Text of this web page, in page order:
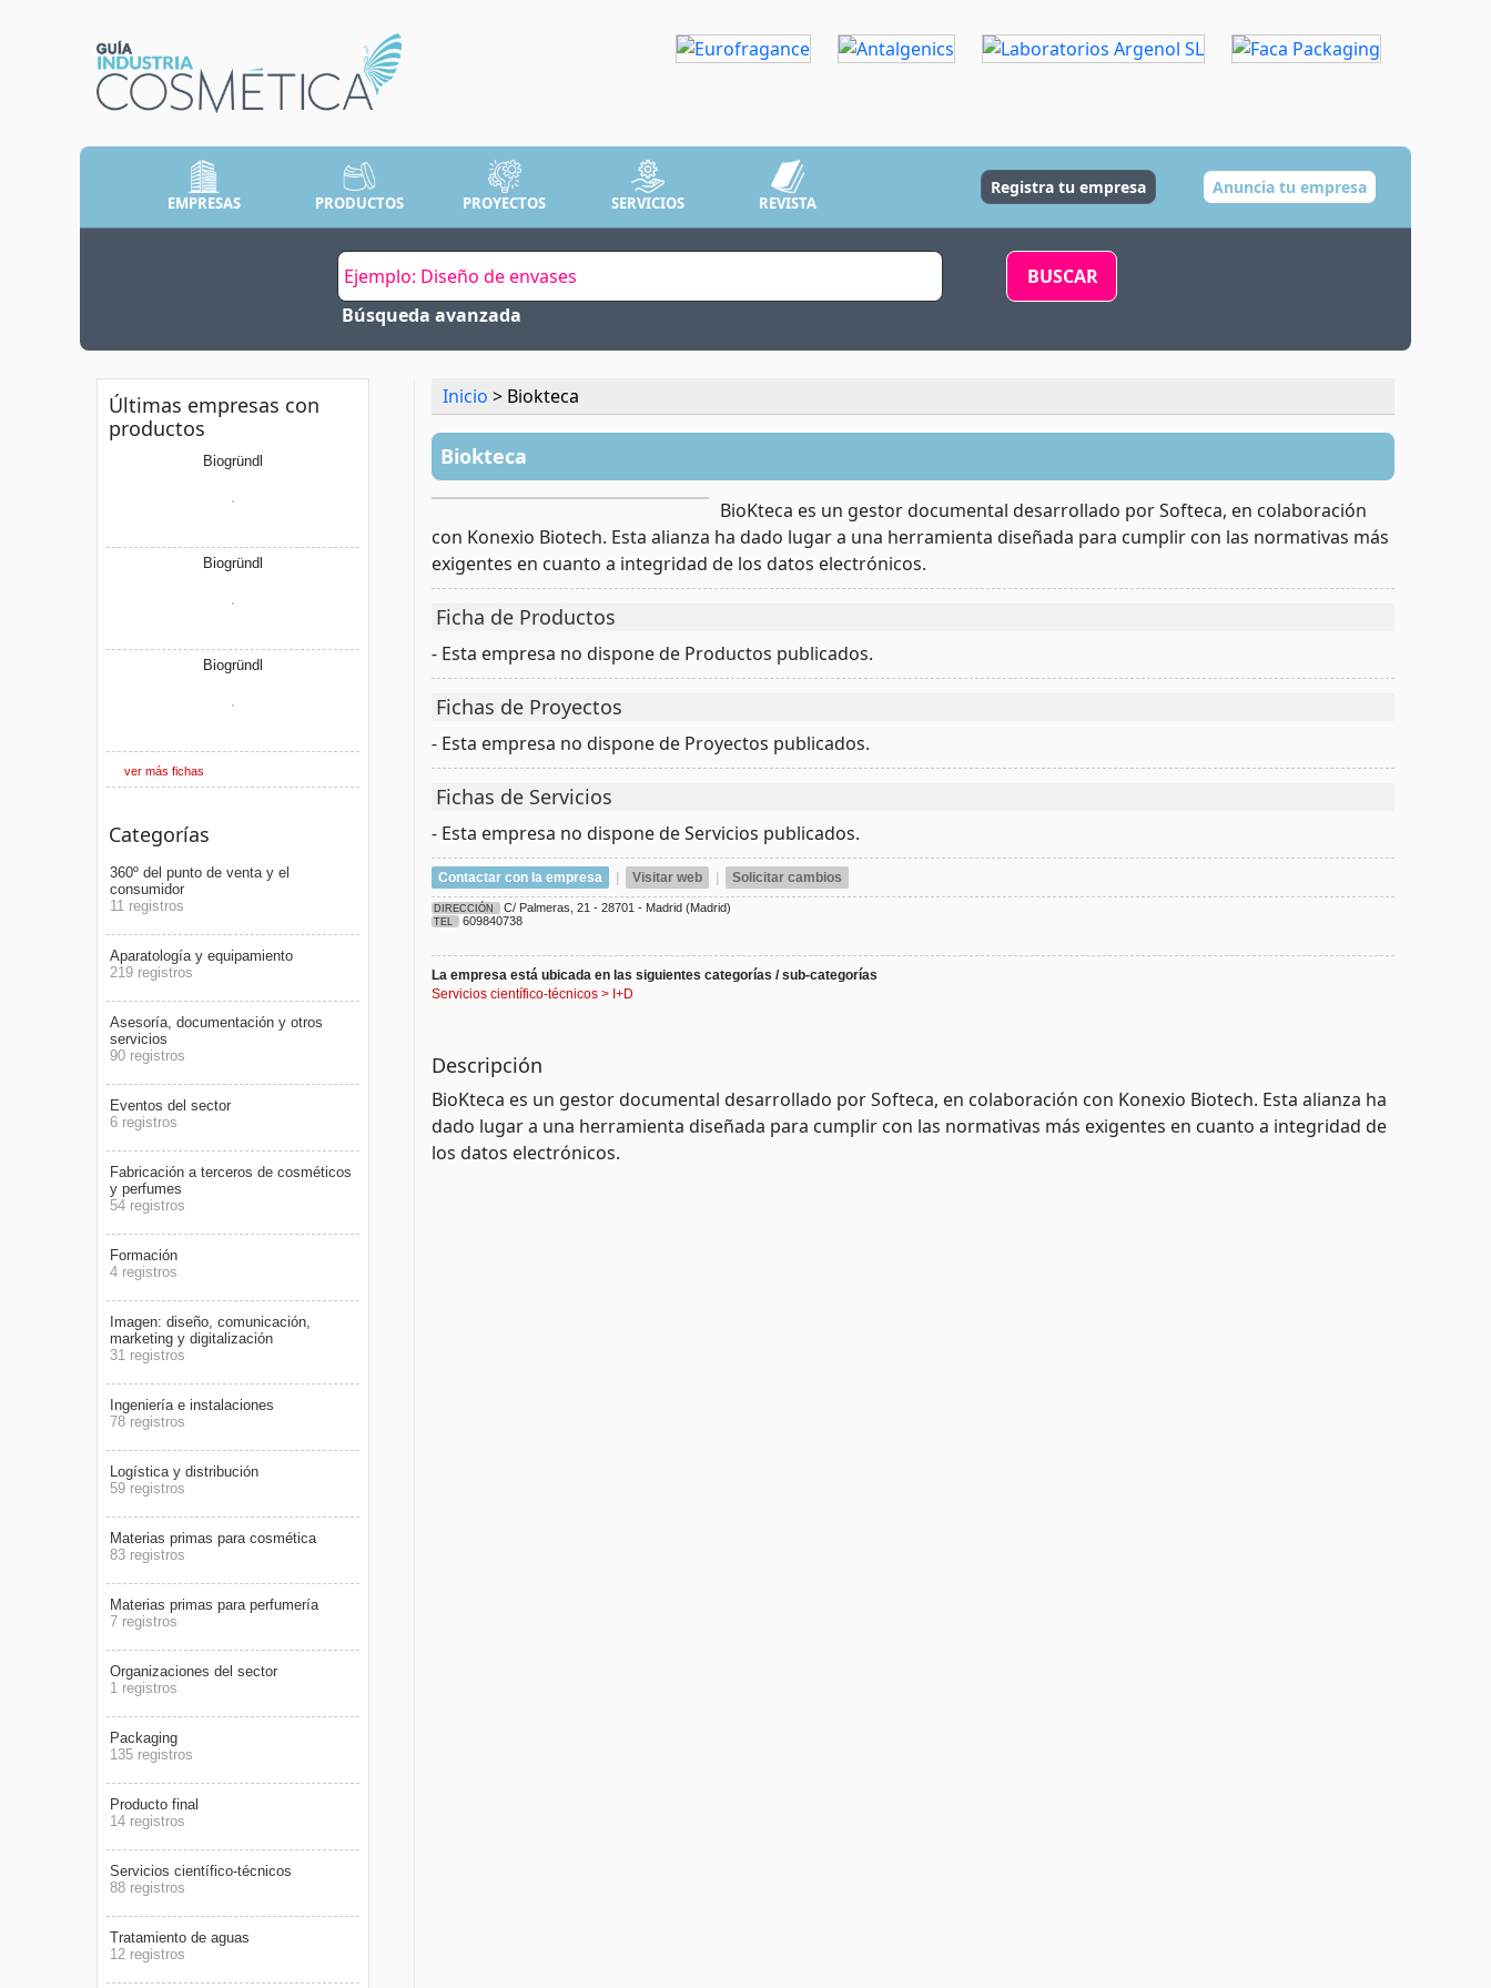
EMPRESAS PRODUCTOS PROYECTOS SERVICIOS REVISTA
Registra tu empresa Anuncia tu empresa
Búsqueda avanzada
Últimas empresas con
productos
Biogründl
Biogründl
Biogründl
ver más fichas
Categorías
360º del punto de venta y el
consumidor
11 registros
Aparatología y equipamiento
219 registros
Asesoría, documentación y otros
servicios
90 registros
Eventos del sector
6 registros
Fabricación a terceros de cosméticos
y perfumes
54 registros
Formación
4 registros
Imagen: diseño, comunicación,
marketing y digitalización
31 registros
Ingeniería e instalaciones
78 registros
Logística y distribución
59 registros
Materias primas para cosmética
83 registros
Materias primas para perfumería
7 registros
Organizaciones del sector
1 registros
Packaging
135 registros
Producto final
14 registros
Servicios científico-técnicos
88 registros
Tratamiento de aguas
12 registros
Inicio > Biokteca
Biokteca
BioKteca es un gestor documental desarrollado por Softeca, en colaboración
con Konexio Biotech. Esta alianza ha dado lugar a una herramienta diseñada para cumplir con las normativas más
exigentes en cuanto a integridad de los datos electrónicos.
Ficha de Productos
- Esta empresa no dispone de Productos publicados.
Fichas de Proyectos
- Esta empresa no dispone de Proyectos publicados.
Fichas de Servicios
- Esta empresa no dispone de Servicios publicados.
Contactar con la empresa | Visitar web | Solicitar cambios
DIRECCIÓN C/ Palmeras, 21 - 28701 - Madrid (Madrid)
TEL 609840738
La empresa está ubicada en las siguientes categorías / sub-categorías
Servicios científico-técnicos> I+D
Descripción
BioKteca es un gestor documental desarrollado por Softeca, en colaboración con Konexio Biotech. Esta alianza ha
dado lugar a una herramienta diseñada para cumplir con las normativas más exigentes en cuanto a integridad de
los datos electrónicos.